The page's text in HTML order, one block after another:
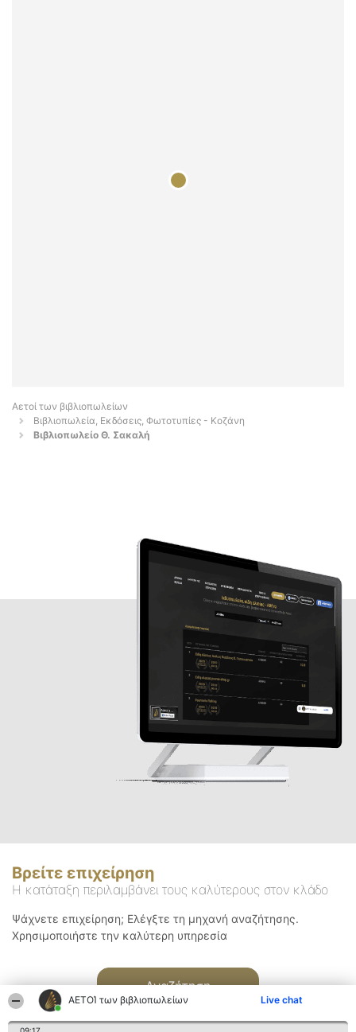
ΑΕΤΟΊ των βιβλιοπωλείων Live chat
Αετοί των βιβλιοπωλείων
Βιβλιοπωλεία, Εκδόσεις, Φωτοτυπίες - Κοζάνη
Βιβλιοπωλείο Θ. Σακαλή
Βρείτε επιχείρηση
Η κατάταξη περιλαμβάνει τους καλύτερους στον κλάδο
Ψάχνετε επιχείρηση; Ελέγξτε τη μηχανή αναζήτησης.
Χρησιμοποιήστε την καλύτερη υπηρεσία
Αναζήτηση